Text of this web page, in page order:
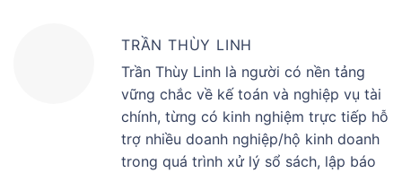
TRẦN THÙY LINH
Trần Thùy Linh là người có nền tảng
vững chắc về kế toán và nghiệp vụ tài
chính, từng có kinh nghiệm trực tiếp hỗ
trợ nhiều doanh nghiệp/hộ kinh doanh
trong quá trình xử lý sổ sách, lập báo